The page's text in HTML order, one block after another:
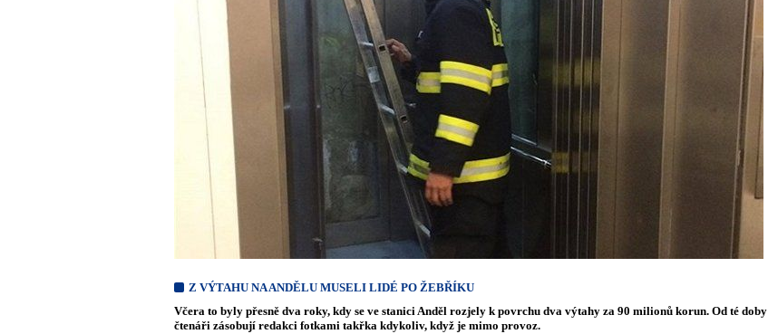
Z VÝTAHU NA ANDĚLU MUSELI LIDÉ PO ŽEBŘÍKU
Včera to byly přesně dva roky, kdy se ve stanici Anděl rozjely k povrchu dva výtahy za 90 milionů korun. Od té doby
čtenáři zásobují redakci fotkami takřka kdykoliv, když je mimo provoz.